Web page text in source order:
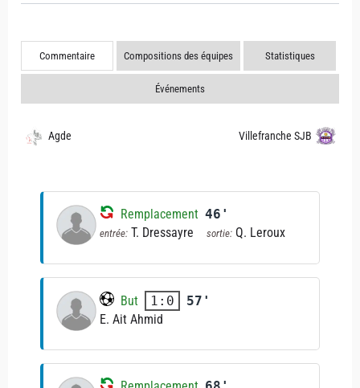
Commentaire Compositions des équipes Statistiques
Événements
Agde Villefranche SJB
Remplacement 46'
entrée: T. Dressayre sortie: Q. Leroux
But 1:0
57'
E. Ait Ahmid